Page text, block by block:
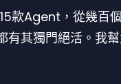
款Agent，從幾百
有其獨門絕活。我